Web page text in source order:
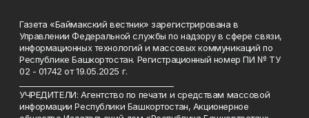
Газета «Баймакский вестник» зарегистрирована в
Управлении Федеральной службы по надзору в сфере связи,
информационных технологий и массовых коммуникаций по
Республике Башкортостан. Регистрационный номер ПИ № ТУ
02 - 01742 от 19.05.2025 г.
УЧРЕДИТЕЛИ: Агентство по печати и средствам массовой
информации Республики Башкортостан, Акционерное